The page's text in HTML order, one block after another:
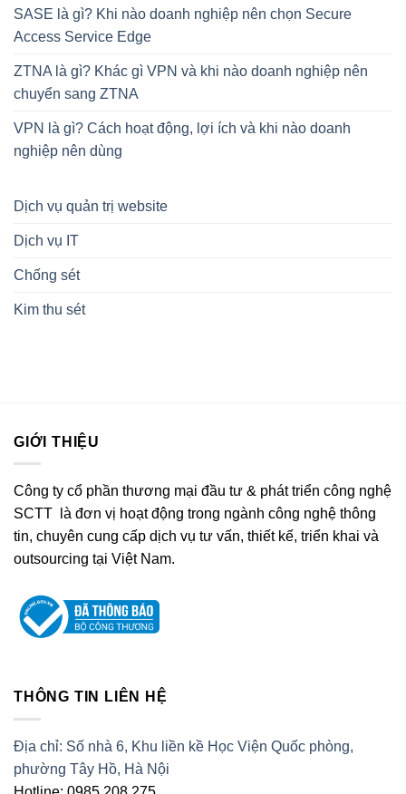
SASE là gì? Khi nào doanh nghiệp nên chọn Secure
Access Service Edge
ZTNA là gì? Khác gì VPN và khi nào doanh nghiệp nên
chuyển sang ZTNA
VPN là gì? Cách hoạt động, lợi ích và khi nào doanh
nghiệp nên dùng
Dịch vụ quản trị website
Dịch vụ IT
Chống sét
Kim thu sét
GIỚI THIỆU
Công ty cổ phần thương mại đầu tư & phát triển công nghệ
SCTT là đơn vị hoạt động trong ngành công nghệ thông
tin, chuyên cung cấp dịch vụ tư vấn, thiết kế, triển khai và
outsourcing tại Việt Nam.
THÔNG TIN LIÊN HỆ
Địa chỉ: Số nhà 6, Khu liền kề Học Viện Quốc phòng,
phường Tây Hồ, Hà Nội